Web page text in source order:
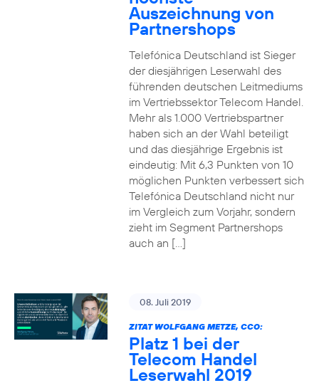
Auszeichnung von
Partnershops
Telefónica Deutschland ist Sieger
der diesjährigen Leserwahl des
führenden deutschen Leitmediums
im Vertriebssektor Telecom Handel.
Mehr als 1.000 Vertriebspartner
haben sich an der Wahl beteiligt
und das diesjährige Ergebnis ist
eindeutig: Mit 6,3 Punkten von 10
möglichen Punkten verbessert sich
Telefónica Deutschland nicht nur
im Vergleich zum Vorjahr, sondern
zieht im Segment Partnershops
auch an […]
08. Juli 2019
ZITAT WOLFGANG METZE, CCO:
Platz 1 bei der
Telecom Handel
Leserwahl 2019